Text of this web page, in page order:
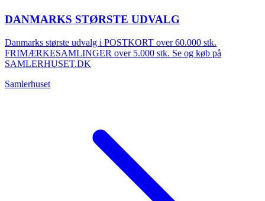
DANMARKS STØRSTE UDVALG
Danmarks største udvalg i POSTKORT over 60.000 stk.
FRIMÆRKESAMLINGER over 5.000 stk. Se og køb på
SAMLERHUSET.DK
Samlerhuset